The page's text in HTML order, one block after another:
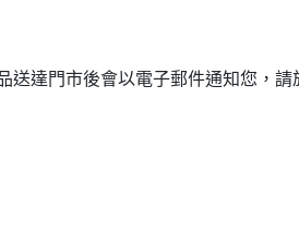
送達門市後會以電子郵件通知您，請